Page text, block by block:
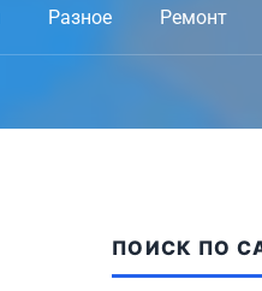
Разное Ремонт
ПОИСК ПО